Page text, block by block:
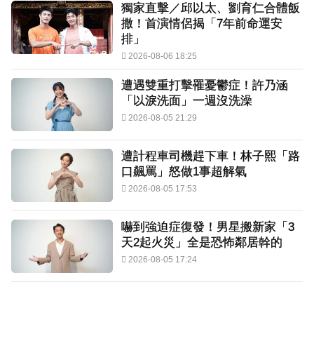
獨家直擊／邱以太、劉育仁合體飯
撒！首演情侶揭「7年前命運安
排」
2026-08-06 18:25
遭遇雙重打擊罹憂鬱症！許乃涵
「以淚洗面」一週沒洗澡
2026-08-05 21:29
遭計程車司機趕下車！林子熙「路
口飆罵」怒做1事超解氣
2026-08-05 17:53
嚇到強迫症復發！男星搬新家「3
天2起火災」全是恐怖鄰居幹的
2026-08-05 17:24